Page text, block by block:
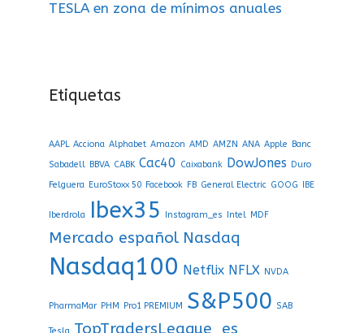
TESLA en zona de mínimos anuales
Etiquetas
AAPL Acciona Alphabet Amazon AMD AMZN ANA Apple Banc
Sabadell BBVA CABK Cac40 Caixabank DowJones Duro
Felguera EuroStoxx 50 Facebook FB General Electric GOOG IBE
Iberdrola Ibex35 Instagram_es Intel MDF
Mercado español Nasdaq
Nasdaq100 Netflix NFLX NVDA
PharmaMar PHM Pro1 PREMIUM S&P500 SAB
Tesla TopTradersLeague_es